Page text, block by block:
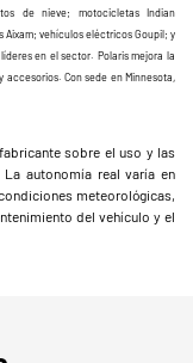
de nieve; motocicletas Indian
Aixam; vehículos eléctricos Goupil; y
en el sector. Polaris mejora la
Con sede en Minnesota,
sobre el uso y las
autonomía real varía en
meteorológicas,
del vehículo y el